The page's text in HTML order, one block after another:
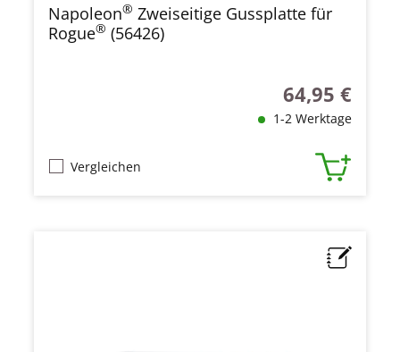
Napoleon® Zweiseitige Gussplatte für
Rogue® (56426)
Regulärer Preis:
64,95 €
1-2 Werktage
Vergleichen